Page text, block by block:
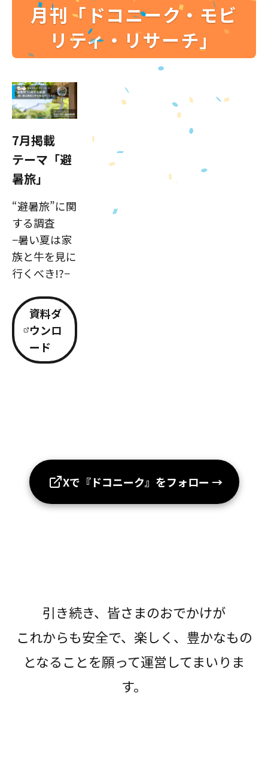
月刊「ドコニーク・モビ
リティ・リサーチ」
7月掲載
テーマ「避
暑旅」
“避暑旅”に関
する調査
−暑い夏は家
族と牛を見に
行くべき!?−
資料ダ
ウンロ
ード
Xで『ドコニーク』をフォロー →
引き続き、皆さまのおでかけが
これからも安全で、楽しく、豊かなもの
となることを願って運営してまいりま
す。